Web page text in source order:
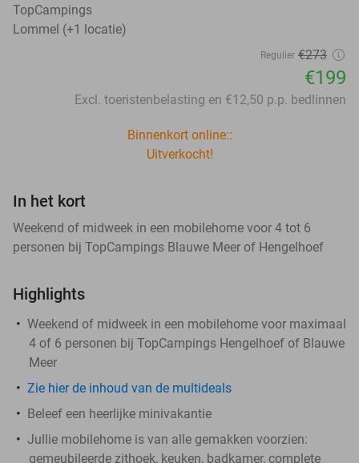
TopCampings
Lommel (+1 locatie)
Regulier €273
€199
Excl. toeristenbelasting en €12,50 p.p. bedlinnen
Binnenkort online::
Uitverkocht!
In het kort
Weekend of midweek in een mobilehome voor 4 tot 6
personen bij TopCampings Blauwe Meer of Hengelhoef
Highlights
Weekend of midweek in een mobilehome voor maximaal
4 of 6 personen bij TopCampings Hengelhoef of Blauwe
Meer
Zie hier de inhoud van de multideals
Beleef een heerlijke minivakantie
Jullie mobilehome is van alle gemakken voorzien:
gemeubileerde zithoek, keuken, badkamer, complete